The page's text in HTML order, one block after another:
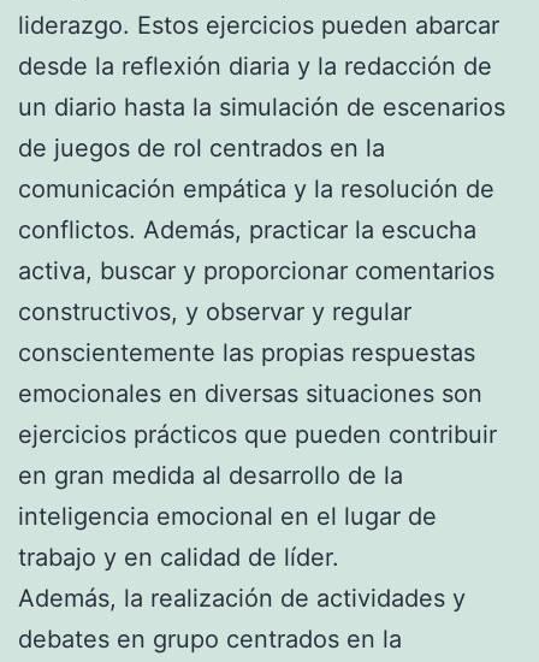
liderazgo. Estos ejercicios pueden abarcar
desde la reflexión diaria y la redacción de
un diario hasta la simulación de escenarios
de juegos de rol centrados en la
comunicación empática y la resolución de
conflictos. Además, practicar la escucha
activa, buscar y proporcionar comentarios
constructivos, y observar y regular
conscientemente las propias respuestas
emocionales en diversas situaciones son
ejercicios prácticos que pueden contribuir
en gran medida al desarrollo de la
inteligencia emocional en el lugar de
trabajo y en calidad de líder.
Además, la realización de actividades y
debates en grupo centrados en la